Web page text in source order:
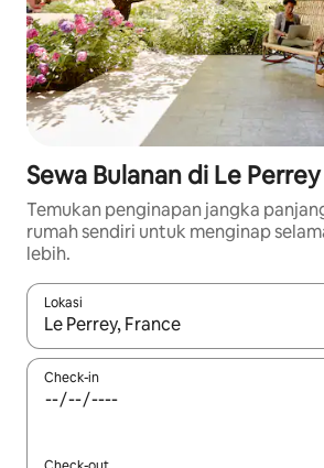
Sewa Bulanan di Le Perrey
Temukan penginapan jangka
rumah sendiri untuk menginap
lebih.
Lokasi
Jika hasil yang dicari tersedia,
Check-in